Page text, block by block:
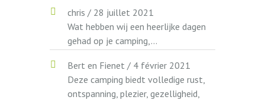
chris / 28 juillet 2021
Wat hebben wij een heerlijke dagen
gehad op je camping,...
Bert en Fienet / 4 février 2021
Deze camping biedt volledige rust,
ontspanning, plezier, gezelligheid,